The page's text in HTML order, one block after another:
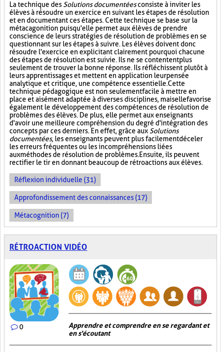
La technique des Solutions documentéesconsiste à inviter les
élèves à résoudre un exercice en suivant les étapes de résolution
et en documentant ces étapes. Cette technique se base sur la
métacagonition puisqu'elle permet aux élèves de prendre
conscience de leurs stratégies de résolution de problèmes en se
questionnant sur les étapes à suivre. Les élèves doivent donc
résoudre l'exercice en explicitant clairement pourquoi chacune
des étapes de résolution est suivie. Ils ne se contentent plus
seulement de trouver la bonne réponse. Ils réfléchissent plutôt à
leurs apprentissages et mettent en application leur pensée
analytique et critique, une compétence essentielle. Cette
technique pédagogique est non seulement facile à mettre en
place et aisément adaptée à diverses disciplines, mais elle favorise
également le développement des compétences de résolution de
problèmes des élèves. De plus, elle permet aux enseignants
d'avoir une meilleure compréhension du degré d'intégration des
concepts par ces derniers. En effet, grâce aux Solutions
documentées, les enseignants peuvent plus facilement déceler
les erreurs fréquentes ou les incompréhensions liées
aux méthodes de résolution de problèmes. Ensuite, ils peuvent
rectifier le tir en donnant beaucoup de rétroactions aux élèves.
Réflexion individuelle (31)
Approfondissement des connaissances (17)
Métacognition (7)
RÉTROACTION VIDÉO
0
Apprendre et comprendre en se regardant et
en s'écoutant